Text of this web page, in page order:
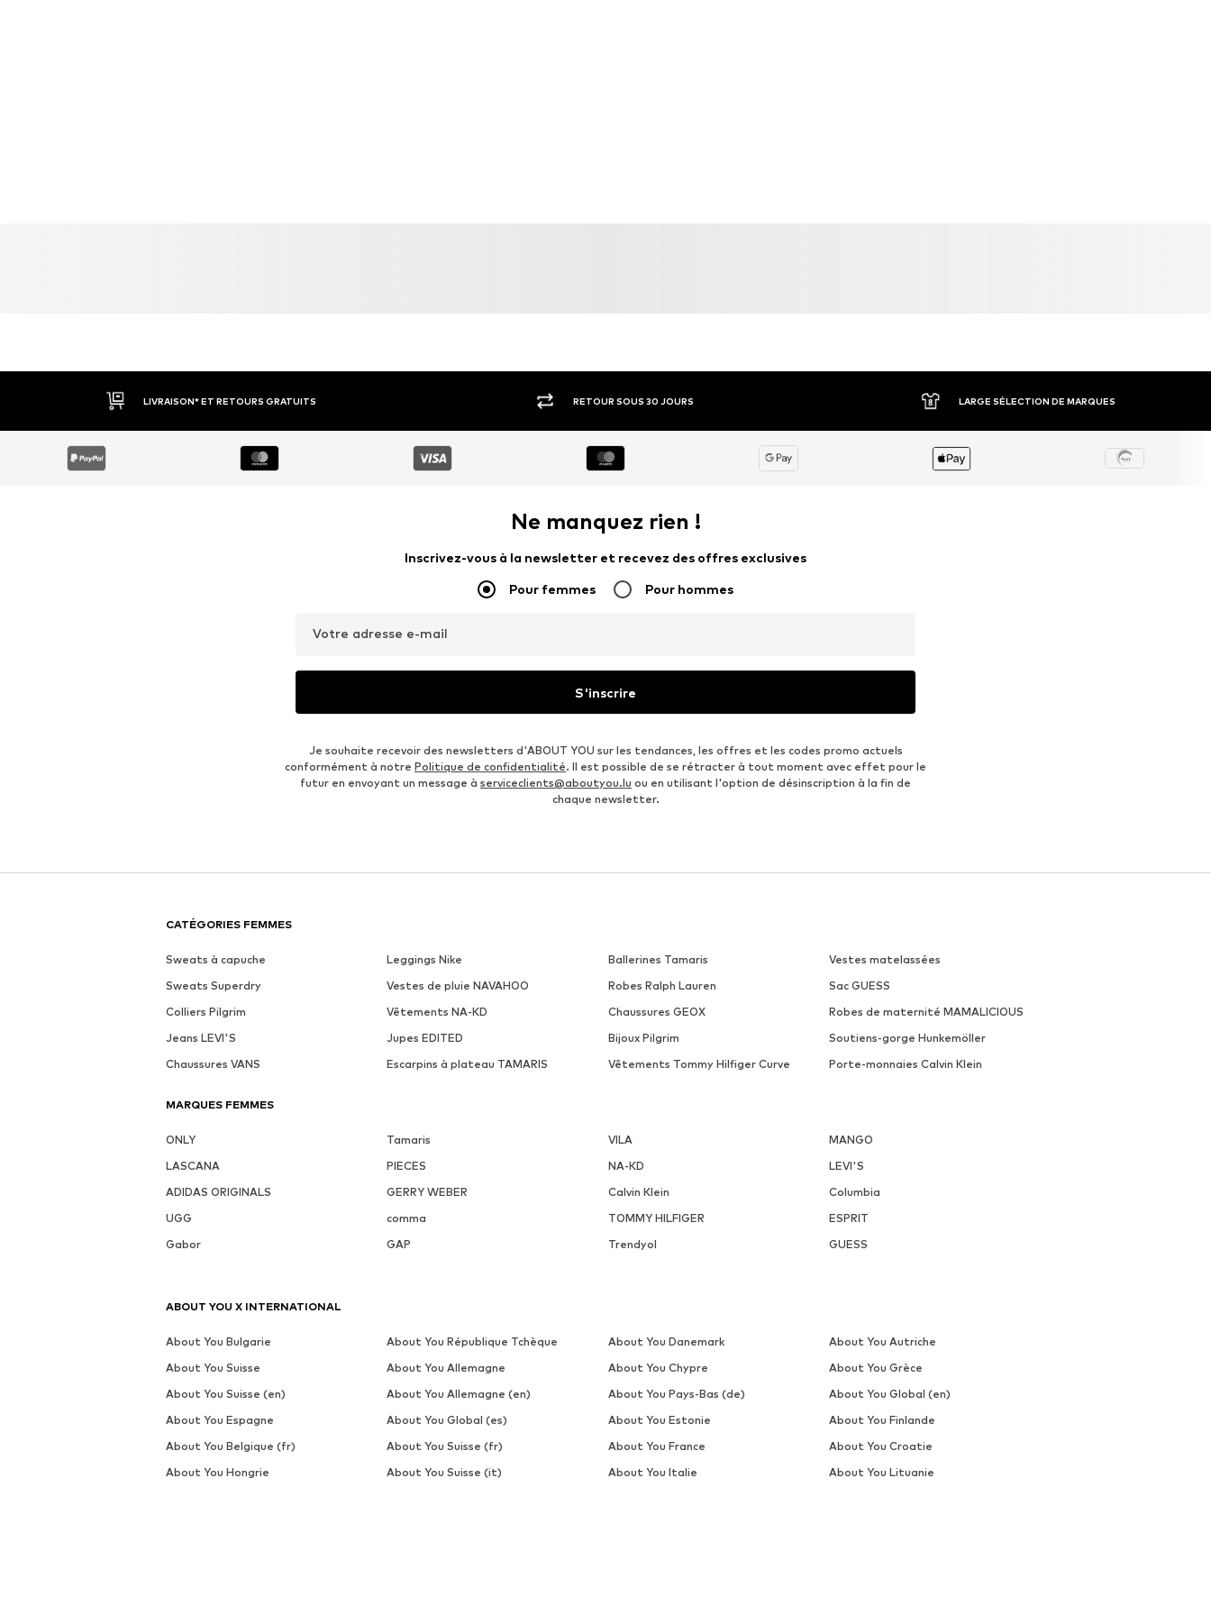
LIVRAISON* ET RETOURS GRATUITS RETOUR SOUS 30 JOURS LARGE SÉLECTION DE MARQUES
Ne manquez rien !
Inscrivez-vous à la newsletter et recevez des offres exclusives
Pour femmes Pour hommes
Votre adresse e-mail
S'inscrire
Je souhaite recevoir des newsletters d'ABOUT YOU sur les tendances, les offres et les codes promo actuels
conformément à notre Politique de confidentialité. Il est possible de se rétracter à tout moment avec effet pour le
futur en envoyant un message à serviceclients@aboutyou.lu ou en utilisant l'option de désinscription à la fin de
chaque newsletter.
CATÉGORIES FEMMES
Sweats à capuche Leggings Nike Ballerines Tamaris
Vestes matelassées
Sweats Superdry
Vestes de pluie NAVAHOO Robes Ralph Lauren
Sac GUESS
Colliers Pilgrim
Vêtements NA-KD Chaussures GEOX
Robes de maternité MAMALICIOUS
Jeans LEVI'S
Jupes EDITED Bijoux Pilgrim
Soutiens-gorge Hunkemöller
Chaussures VANS
Escarpins à plateau TAMARIS Vêtements Tommy Hilfiger Curve Porte-monnaies Calvin Klein
MARQUES FEMMES
ONLY Tamaris VILA
MANGO
LASCANA
PIECES NA-KD
LEVI'S
ADIDAS ORIGINALS
GERRY WEBER Calvin Klein
Columbia
UGG
comma TOMMY HILFIGER
ESPRIT
Gabor
GAP Trendyol GUESS
ABOUT YOU X INTERNATIONAL
About You Bulgarie About You République Tchèque About You Danemark
About You Autriche
About You Suisse
About You Allemagne About You Chypre
About You Grèce
About You Suisse (en)
About You Allemagne (en) About You Pays-Bas (de)
About You Global (en)
About You Espagne
About You Global (es) About You Estonie
About You Finlande
About You Belgique (fr)
About You Suisse (fr) About You France
About You Croatie
About You Hongrie
About You Suisse (it) About You Italie
About You Lituanie